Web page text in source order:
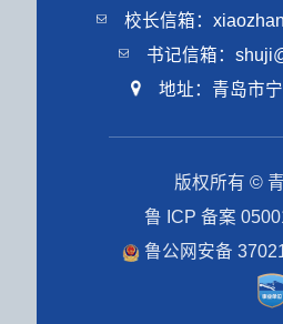
校长信箱：
书记信箱：
地址：青岛市
版权所有 ©
鲁 ICP 备案
鲁公网安备